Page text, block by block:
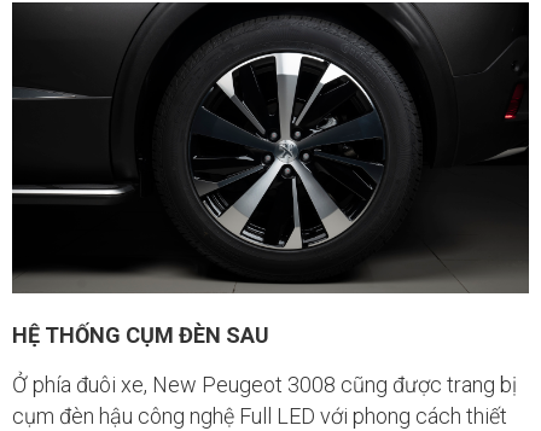
HỆ THỐNG CỤM ĐÈN SAU
Ở phía đuôi xe, New Peugeot 3008 cũng được trang bị
cụm đèn hậu công nghệ Full LED với phong cách thiết